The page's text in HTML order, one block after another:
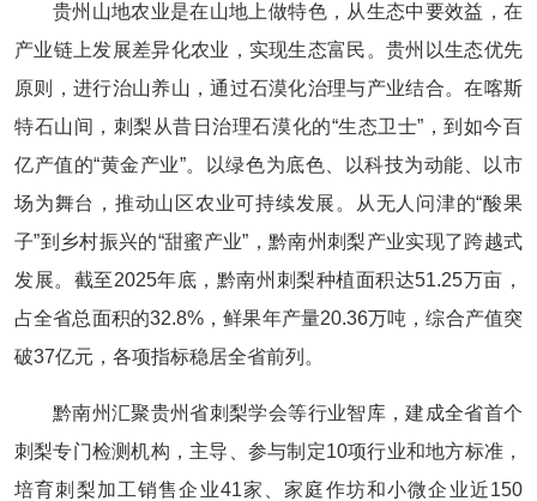
贵州山地农业是在山地上做特色，从生态中要效益，在
产业链上发展差异化农业，实现生态富民。贵州以生态优先
原则，进行治山养山，通过石漠化治理与产业结合。在喀斯
特石山间，刺梨从昔日治理石漠化的“生态卫士”，到如今百
亿产值的“黄金产业”。以绿色为底色、以科技为动能、以市
场为舞台，推动山区农业可持续发展。从无人问津的“酸果
子”到乡村振兴的“甜蜜产业”，黔南州刺梨产业实现了跨越式
发展。截至2025年底，黔南州刺梨种植面积达51.25万亩，
占全省总面积的32.8%，鲜果年产量20.36万吨，综合产值突
破37亿元，各项指标稳居全省前列。
黔南州汇聚贵州省刺梨学会等行业智库，建成全省首个
刺梨专门检测机构，主导、参与制定10项行业和地方标准，
培育刺梨加工销售企业41家、家庭作坊和小微企业近150